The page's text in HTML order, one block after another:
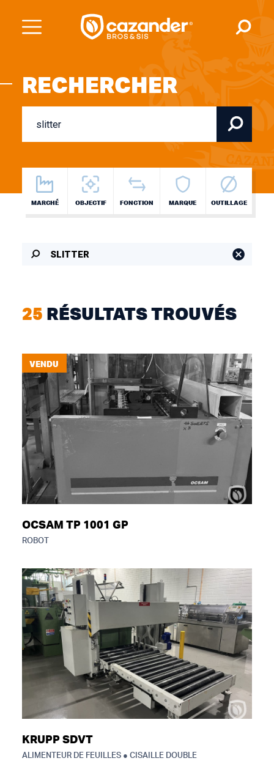
RECHERCHER
MARCHÉ OBJECTIF FONCTION MARQUE OUTILLAGE
SLITTER
25 RÉSULTATS TROUVÉS
VENDU
OCSAM TP 1001 GP
ROBOT
KRUPP SDVT
ALIMENTEUR DE FEUILLES ● CISAILLE DOUBLE